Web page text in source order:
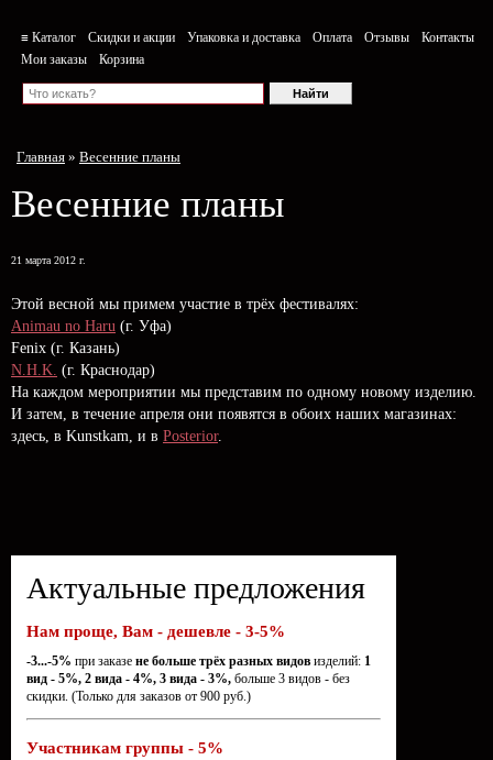
≡ Каталог Скидки и акции Упаковка и доставка Оплата Отзывы
Контакты
Мои заказы
Корзина
Главная » Весенние планы
Весенние планы
21 марта 2012 г.
Этой весной мы примем участие в трёх фестивалях:
Animau no Haru (г. Уфа)
Fenix (г. Казань)
N.H.K. (г. Краснодар)
На каждом мероприятии мы представим по одному новому изделию.
И затем, в течение апреля они появятся в обоих наших магазинах:
здесь, в Kunstkam, и в Posterior.
Актуальные предложения
Нам проще, Вам - дешевле - 3-5%
-3...-5% при заказе не больше трёх разных видов изделий: 1
вид - 5%, 2 вида - 4%, 3 вида - 3%, больше 3 видов - без
скидки. (Только для заказов от 900 руб.)
Участникам группы - 5%